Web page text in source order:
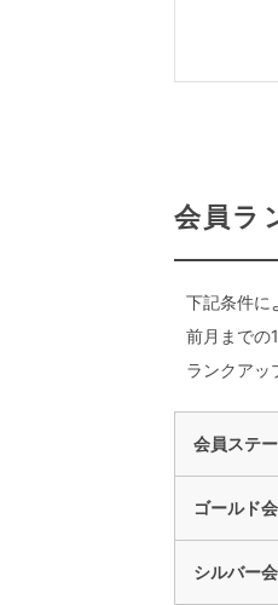
会員ラ
下記条件に
前月までの
ランクアッ
会員ステ
ゴールド
シルバー